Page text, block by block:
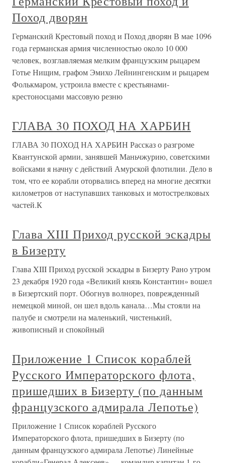
Поход дворян
Германский Крестовый поход и Поход дворян В мае 1096
года германская армия численностью около 10 000
человек, возглавляемая мелким французским рыцарем
Готье Нищим, графом Эмихо Лейнингенским и рыцарем
Фолькмаром, устроила вместе с крестьянами-
крестоносцами массовую резню
ГЛАВА 30 ПОХОД НА ХАРБИН
ГЛАВА 30 ПОХОД НА ХАРБИН Рассказ о разгроме
Квантунской армии, занявшей Маньчжурию, советскими
войсками я начну с действий Амурской флотилии. Дело в
том, что ее корабли оторвались вперед на многие десятки
километров от наступавших танковых и мотострелковых
частей.К
Глава XIII Приход русской эскадры
в Бизерту
Глава XIII Приход русской эскадры в Бизерту Рано утром
23 декабря 1920 года «Великий князь Константин» вошел
в Бизертский порт. Обогнув волнорез, поврежденный
немецкой миной, он шел вдоль канала…Мы стояли на
палубе и смотрели на маленький, чистенький,
живописный и спокойный
Приложение 1 Список кораблей
Русского Императорского флота,
пришедших в Бизерту (по данным
французского адмирала Лепотье)
Приложение 1 Список кораблей Русского
Императорского флота, пришедших в Бизерту (по
данным французского адмирала Лепотье) Линейные